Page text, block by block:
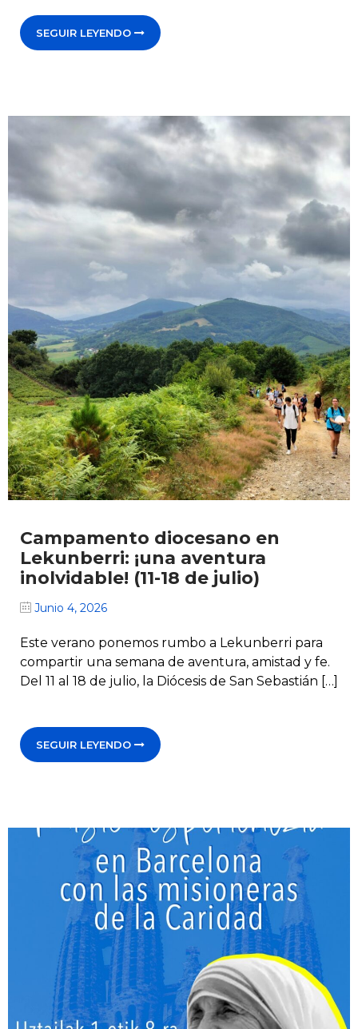
SEGUIR LEYENDO
Campamento diocesano en
Lekunberri: ¡una aventura
inolvidable! (11-18 de julio)
Junio 4, 2026
Este verano ponemos rumbo a Lekunberri para
compartir una semana de aventura, amistad y fe.
Del 11 al 18 de julio, la Diócesis de San Sebastián […]
SEGUIR LEYENDO